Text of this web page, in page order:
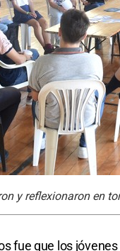
y reflexionaron en
fue que los